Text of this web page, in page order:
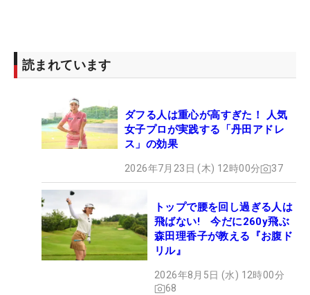
読まれています
ダフる人は重心が高すぎた！ 人気
女子プロが実践する「丹田アドレ
ス」の効果
2026年7月23日 (木) 12時00分 37
トップで腰を回し過ぎる人は
飛ばない! 今だに260y飛ぶ
森田理香子が教える『お腹ド
リル』
2026年8月5日 (水) 12時00分
68